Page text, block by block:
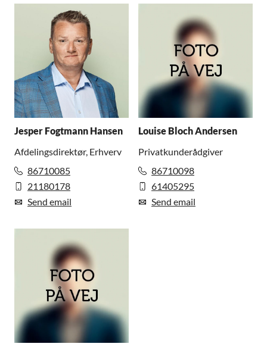
Jesper Fogtmann Hansen
Afdelingsdirektør, Erhverv
86710085
21180178
Send email
Louise Bloch Andersen
Privatkunderådgiver
86710098
61405295
Send email